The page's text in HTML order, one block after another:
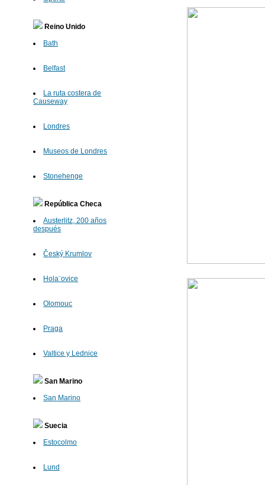
Reino Unido
Bath
Belfast
La ruta costera de
Causeway
Londres
Museos de Londres
Stonehenge
República Checa
Austerlitz, 200 años
después
Český Krumlov
Hola¨ovice
Olomouc
Praga
Valtice y Lednice
San Marino
San Marino
Suecia
Estocolmo
Lund